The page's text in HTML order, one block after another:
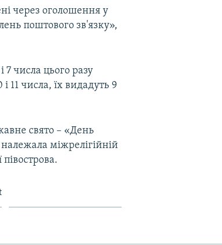
через оголошення у
поштового зв'язку»,
7 числа цього разу
11 числа, їх видадуть 9
свято – «День
міжрелігійній